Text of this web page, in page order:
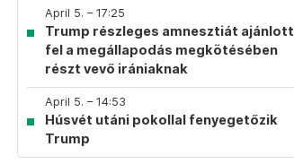
April 5. – 17:25
Trump részleges amnesztiát ajánlott
fel a megállapodás megkötésében
részt vevő irániaknak
April 5. – 14:53
Húsvét utáni pokollal fenyegetőzik
Trump